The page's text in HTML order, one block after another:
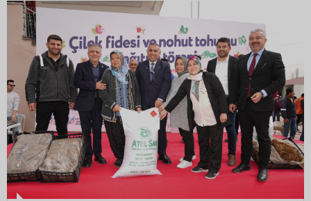
Adana’ya acı haber: Adanalı polis memuru
İstanbul’daki kazada hayatını kaybetti
Feke Belediyesi’nden Çondu Mahallesi’nde yol
çalışması